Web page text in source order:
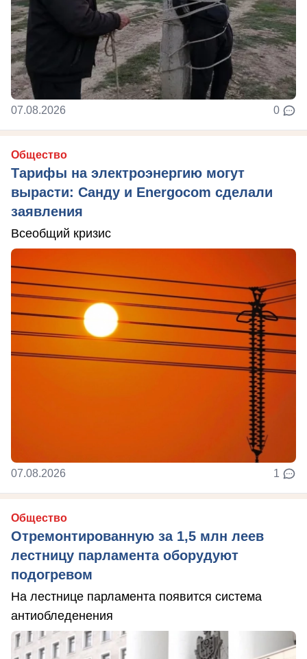
07.08.2026 0
Общество
Тарифы на электроэнергию могут
вырасти: Санду и Energocom сделали
заявления
Всеобщий кризис
07.08.2026 1
Общество
Отремонтированную за 1,5 млн леев
лестницу парламента оборудуют
подогревом
На лестнице парламента появится система
антиобледенения